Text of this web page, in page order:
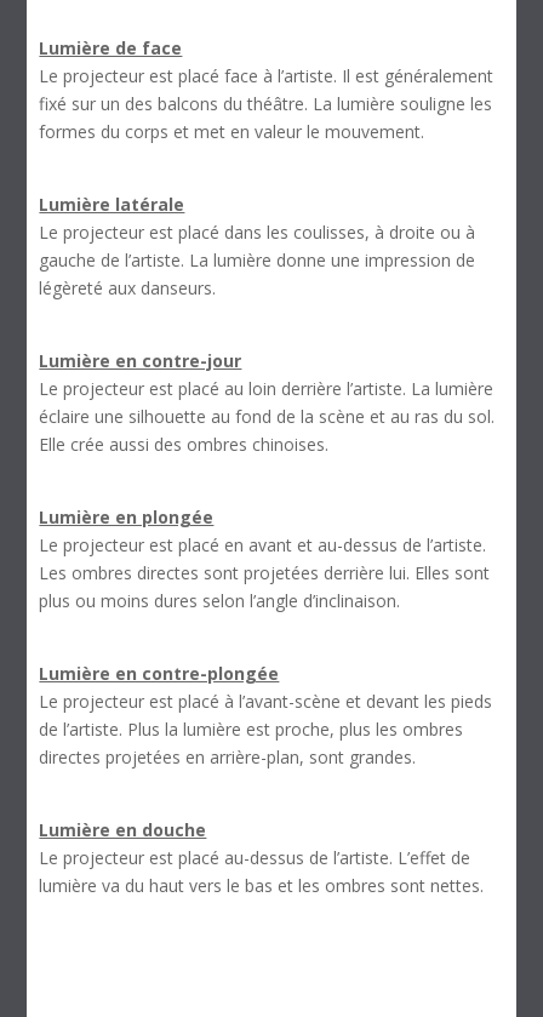
Lumière de face
Le projecteur est placé face à l’artiste. Il est généralement
fixé sur un des balcons du théâtre. La lumière souligne les
formes du corps et met en valeur le mouvement.
Lumière latérale
Le projecteur est placé dans les coulisses, à droite ou à
gauche de l’artiste. La lumière donne une impression de
légèreté aux danseurs.
Lumière en contre-jour
Le projecteur est placé au loin derrière l’artiste. La lumière
éclaire une silhouette au fond de la scène et au ras du sol.
Elle crée aussi des ombres chinoises.
Lumière en plongée
Le projecteur est placé en avant et au-dessus de l’artiste.
Les ombres directes sont projetées derrière lui. Elles sont
plus ou moins dures selon l’angle d’inclinaison.
Lumière en contre-plongée
Le projecteur est placé à l’avant-scène et devant les pieds
de l’artiste. Plus la lumière est proche, plus les ombres
directes projetées en arrière-plan, sont grandes.
Lumière en douche
Le projecteur est placé au-dessus de l’artiste. L’effet de
lumière va du haut vers le bas et les ombres sont nettes.